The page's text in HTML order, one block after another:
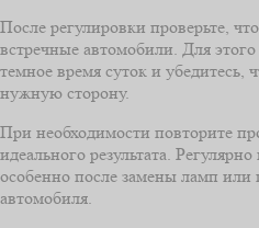
После регулировки проверьте,
встречные автомобили. Для
темное время суток и убедитесь,
нужную сторону.
При необходимости повторите
идеального результата.
особенно после замены ламп или
автомобиля.